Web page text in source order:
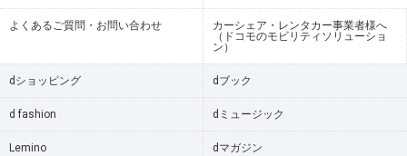
よくあるご質問・お問い合わせ
カーシェア・レンタカー事業者様へ
（ドコモのモビリティソリューショ
ン）
dショッピング dブック
d fashion dミュージック
Lemino dマガジン